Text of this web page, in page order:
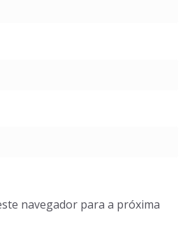
navegador para a próxima